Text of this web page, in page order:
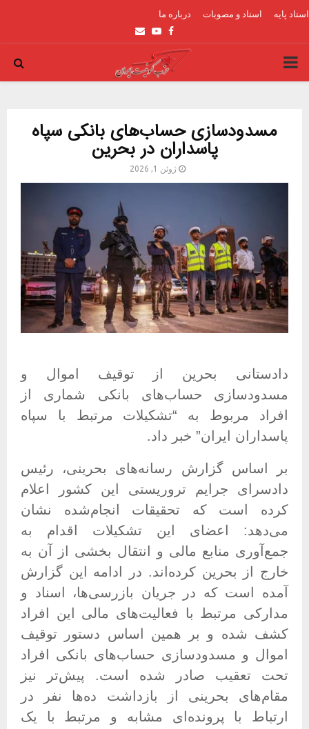
اسناد پایه اسناد و مصوبات درباره ما
Facebook
Youtube
Email
PRIMARY
مسدودسازی حساب‌های بانکی سپاه
پاسداران در بحرین
ژوئن 1, 2026
دادستانی بحرین از توقیف اموال و
مسدودسازی حساب‌های بانکی شماری از
افراد مربوط به “تشکیلات مرتبط با سپاه
پاسداران ایران” خبر داد.
بر اساس گزارش رسانه‌های بحرینی، رئیس
دادسرای جرایم تروریستی این کشور اعلام
کرده است که تحقیقات انجام‌شده نشان
می‌دهد: اعضای این تشکیلات اقدام به
جمع‌آوری منابع مالی و انتقال بخشی از آن به
خارج از بحرین کرده‌اند. در ادامه این گزارش
آمده است که در جریان بازرسی‌ها، اسناد و
مدارکی مرتبط با فعالیت‌های مالی این افراد
کشف شده و بر همین اساس دستور توقیف
اموال و مسدودسازی حساب‌های بانکی افراد
تحت تعقیب صادر شده است.
پیش‌تر نیز
مقام‌های بحرینی از بازداشت ده‌ها نفر در
ارتباط با پرونده‌ای مشابه و مرتبط با یک